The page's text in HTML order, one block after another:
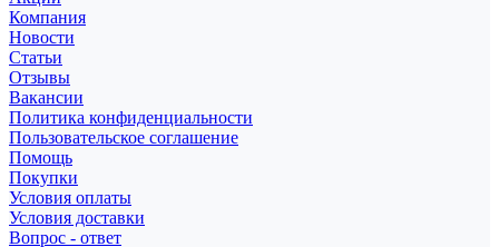
Компания
Новости
Статьи
Отзывы
Вакансии
Политика конфиденциальности
Пользовательское соглашение
Помощь
Покупки
Условия оплаты
Условия доставки
Вопрос - ответ